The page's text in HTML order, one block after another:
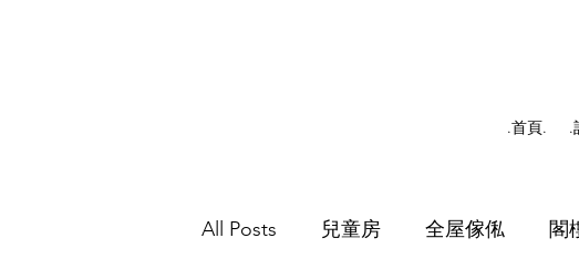
.首頁. .
All Posts 兒童房 全屋傢俬 閣